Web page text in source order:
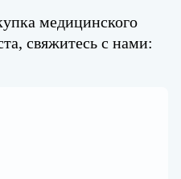
медицинского
свяжитесь с нами: